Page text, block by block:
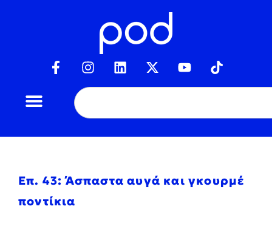
Επ. 43: Άσπαστα αυγά και γκουρμέ
ποντίκια